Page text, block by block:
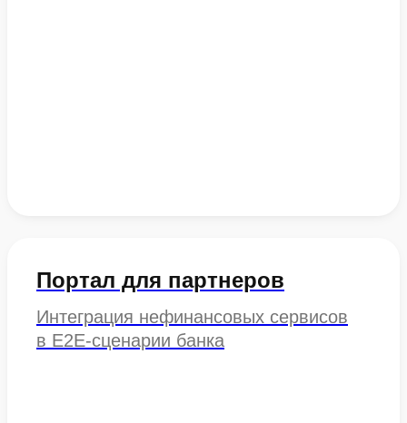
Портал для партнеров
Интеграция нефинансовых сервисов
в E2E-сценарии банка